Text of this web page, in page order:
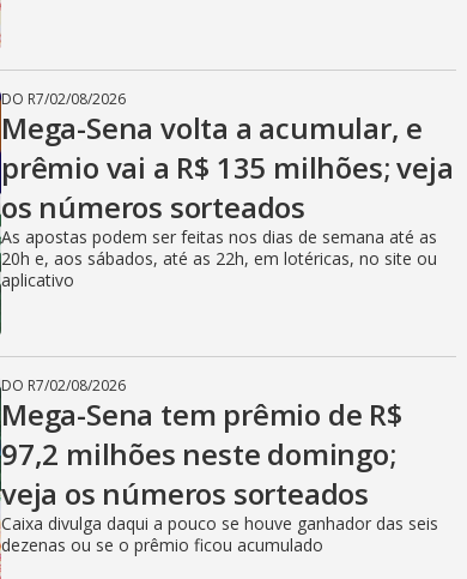
DO R7/02/08/2026
Mega-Sena volta a acumular, e
prêmio vai a R$ 135 milhões; veja
os números sorteados
As apostas podem ser feitas nos dias de semana até as
20h e, aos sábados, até as 22h, em lotéricas, no site ou
aplicativo
DO R7/02/08/2026
Mega-Sena tem prêmio de R$
97,2 milhões neste domingo;
veja os números sorteados
Caixa divulga daqui a pouco se houve ganhador das seis
dezenas ou se o prêmio ficou acumulado